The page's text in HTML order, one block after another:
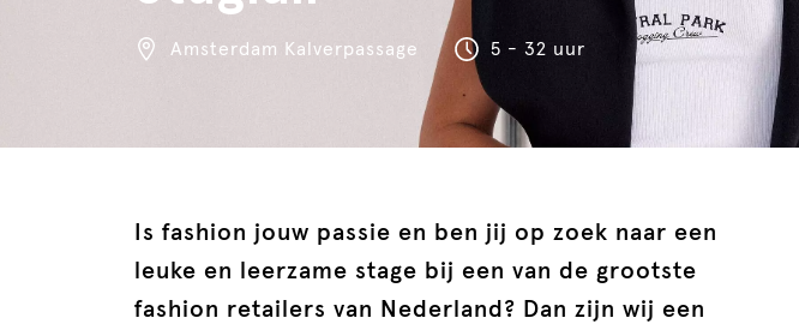
Amsterdam Kalverpassage 5 - 32 uur
Is fashion jouw passie en ben jij op zoek naar een
leuke en leerzame stage bij een van de grootste
fashion retailers van Nederland? Dan zijn wij een